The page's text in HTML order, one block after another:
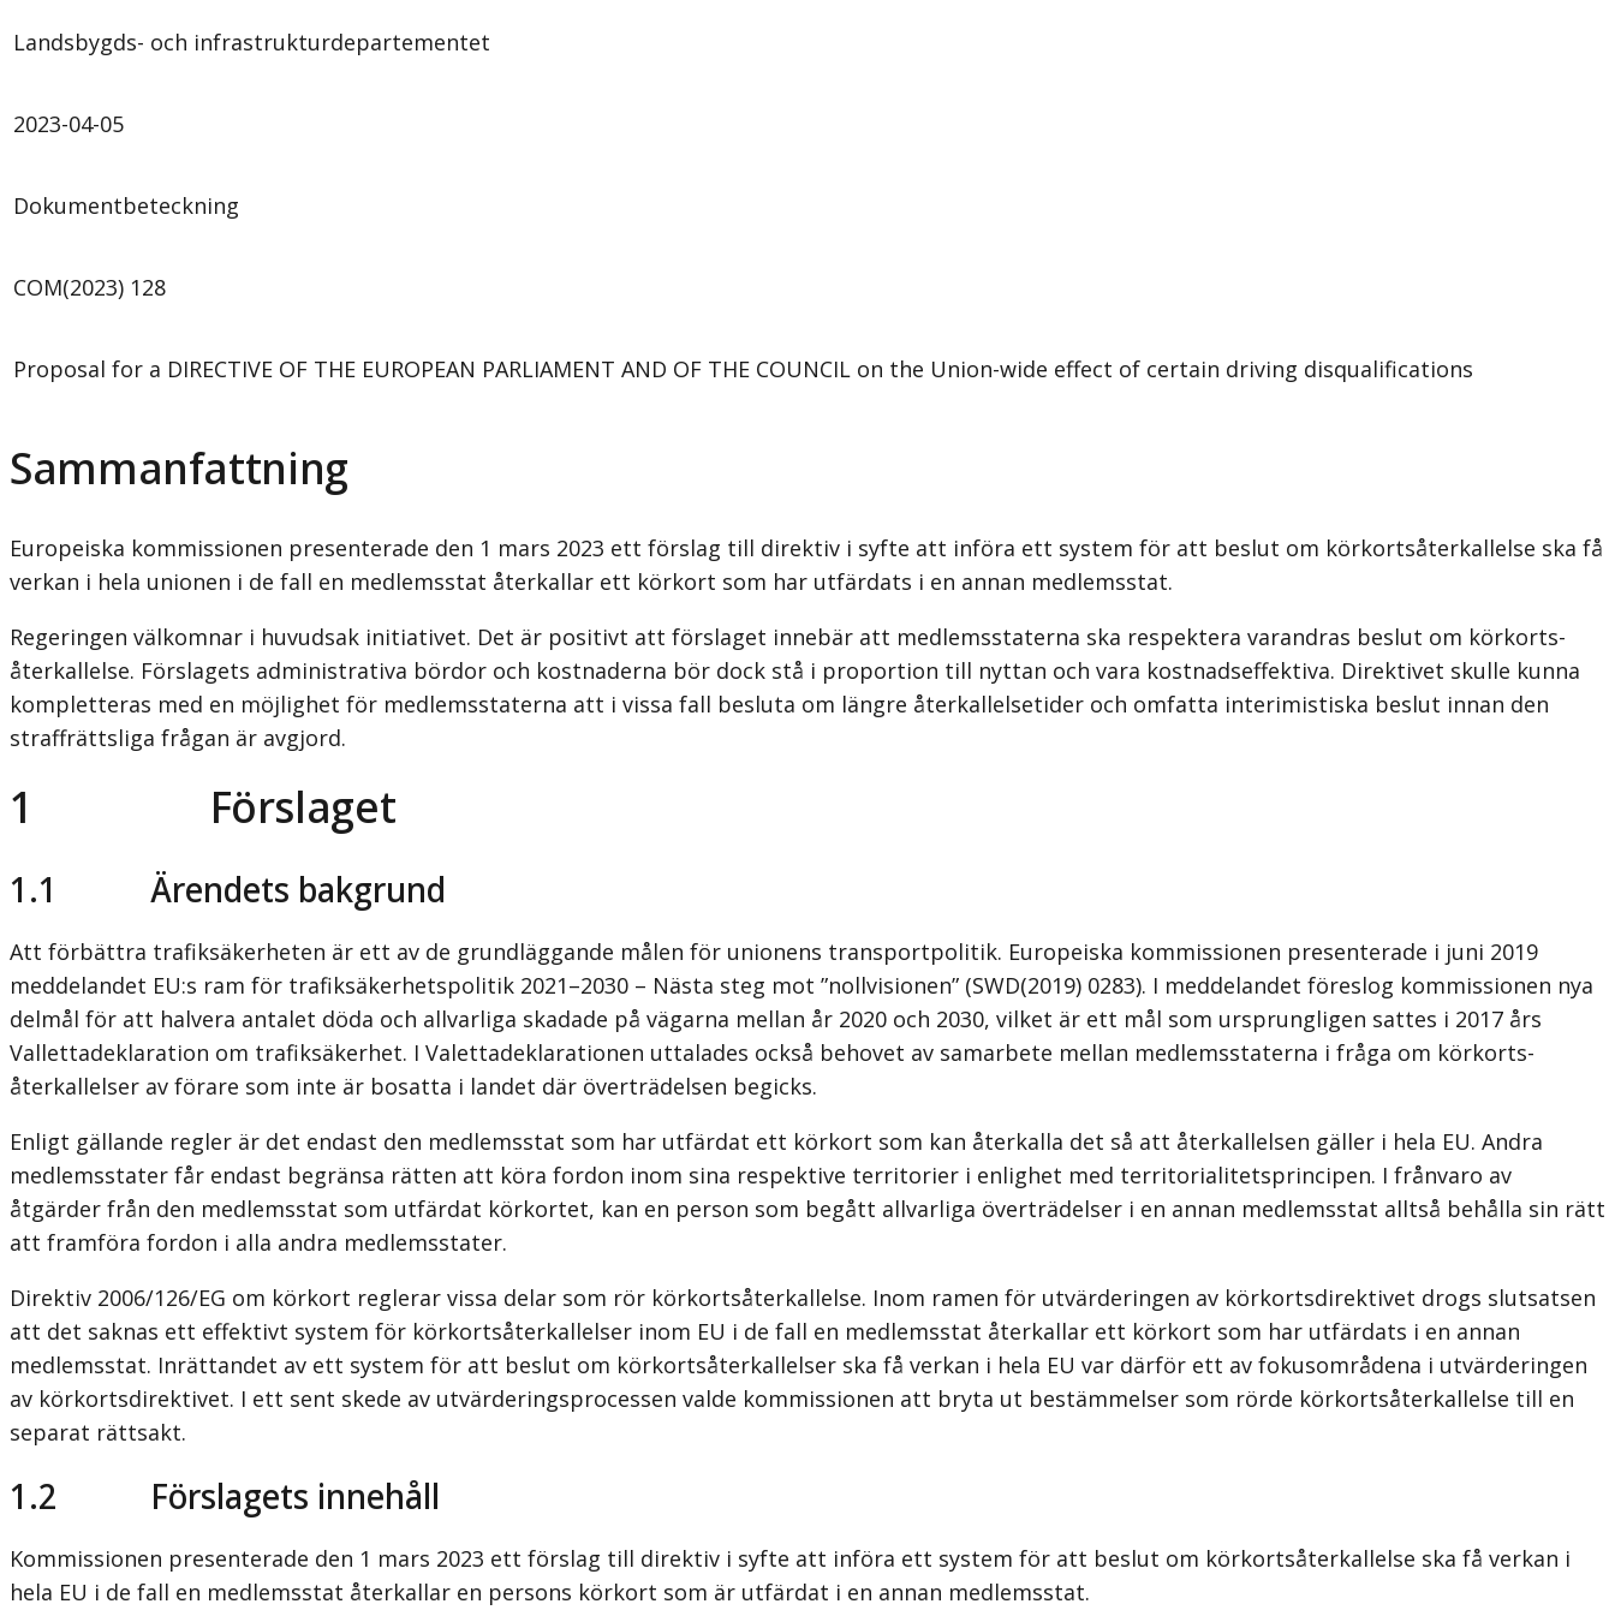
Landsbygds- och infrastrukturdepartementet
2023-04-05
Dokumentbeteckning
COM(2023) 128
Proposal for a DIRECTIVE OF THE EUROPEAN PARLIAMENT AND OF THE COUNCIL on the Union-wide effect of certain driving disqualifications
Sammanfattning
Europeiska kommissionen presenterade den 1 mars 2023 ett förslag till direktiv i syfte att införa ett system för att beslut om körkortsåterkallelse ska få
verkan i hela unionen i de fall en medlemsstat återkallar ett körkort som har utfärdats i en annan medlemsstat.
Regeringen välkomnar i huvudsak initiativet. Det är positivt att förslaget innebär att medlemsstaterna ska respektera varandras beslut om körkorts­
återkallelse. Förslagets administrativa bördor och kostnaderna bör dock stå i proportion till nyttan och vara kostnadseffektiva. Direktivet skulle kunna
kompletteras med en möjlighet för medlemsstaterna att i vissa fall besluta om längre återkallelsetider och omfatta interimistiska beslut innan den
straffrättsliga frågan är avgjord.
1 Förslaget
1.1 Ärendets bakgrund
Att förbättra trafiksäkerheten är ett av de grundläggande målen för unionens transportpolitik. Europeiska kommissionen presenterade i juni 2019
meddelandet EU:s ram för trafiksäkerhetspolitik 2021–2030 – Nästa steg mot ”nollvisionen” (SWD(2019) 0283). I meddelandet föreslog kommissionen nya
delmål för att halvera antalet döda och allvarliga skadade på vägarna mellan år 2020 och 2030, vilket är ett mål som ursprungligen sattes i 2017 års
Valletta­deklaration om trafiksäkerhet. I Valettadeklarationen uttalades också behovet av samarbete mellan medlemsstaterna i fråga om körkorts­
återkallelser av förare som inte är bosatta i landet där överträdelsen begicks.
Enligt gällande regler är det endast den medlemsstat som har utfärdat ett körkort som kan återkalla det så att återkallelsen gäller i hela EU. Andra
medlemsstater får endast begränsa rätten att köra fordon inom sina respektive territorier i enlighet med territorialitetsprincipen. I frånvaro av
åtgärder från den medlemsstat som utfärdat körkortet, kan en person som begått allvarliga överträdelser i en annan medlemsstat alltså behålla sin rätt
att framföra fordon i alla andra medlemsstater.
Direktiv 2006/126/EG om körkort reglerar vissa delar som rör körkorts­återkallelse. Inom ramen för utvärderingen av körkortsdirektivet drogs slutsatsen
att det saknas ett effektivt system för körkortsåterkallelser inom EU i de fall en medlemsstat återkallar ett körkort som har utfärdats i en annan
medlemsstat. Inrättandet av ett system för att beslut om körkorts­återkallelser ska få verkan i hela EU var därför ett av fokusområdena i utvärderingen
av körkortsdirektivet. I ett sent skede av utvärderings­processen valde kommissionen att bryta ut bestämmelser som rörde körkortsåterkallelse till en
separat rättsakt.
1.2 Förslagets innehåll
Kommissionen presenterade den 1 mars 2023 ett förslag till direktiv i syfte att införa ett system för att beslut om körkortsåterkallelse ska få verkan i
hela EU i de fall en medlemsstat återkallar en persons körkort som är utfärdat i en annan medlemsstat.